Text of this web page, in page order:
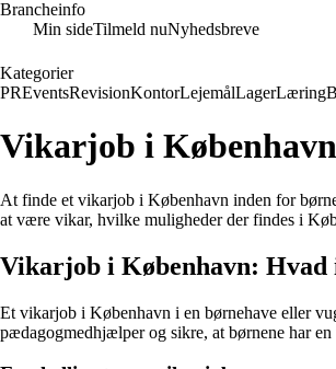
Brancheinfo
Min sideTilmeld nuNyhedsbreve
Kategorier
PREventsRevisionKontorLejemålLagerLæring
Vikarjob i
At finde et vikarjob i København inden for
at være vikar, hvilke muligheder der findes i
Vikarjob i København: Hvad
Et vikarjob i København i en børnehave eller
pædagogmedhjælper og sikre, at børnene har